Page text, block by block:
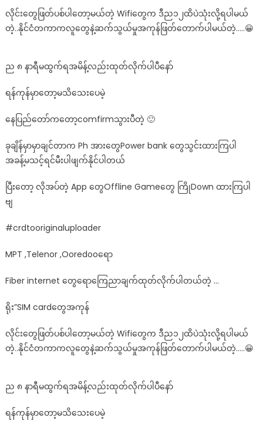
See
More
လိုင်းတွေဖြတ်ပစ်ပါတော့မယ်တဲ့ Wifiတွေက ဒီည၁၂ထိပဲသုံးလို့ရပါမယ်
တဲ့..နိုင်ငံတကာကလူတွေနဲ့ဆက်သွယ်မှုအကုန်ဖြတ်တောက်ပါမယ်တဲ့…..😀
ည ၈ နာရီမထွက်ရအမိန့်လည်းထုတ်လိုက်ပါပီနော်
ရန်ကုန်မှာတော့မသိသေးပေမဲ့
နေပြည်တော်ကတော့comfirmသွားပီတဲ့ 🙂
ခုချိန်မှာမှာချင်တာက Ph အားတွေPower bank တွေသွင်းထားကြပါ
အခန့်မသင့်ရင်မီးပါဖျက်နိုင်ပါတယ်
ပြီးတော့ လိုအပ်တဲ့ App တွေOffline Gameတွေ ကြိုDown ထားကြပါ
ဗျ
#crdtooriginaluploader
MPT ,Telenor ,Ooredooရော
Fiber internet တွေရောကြေညာချက်ထုတ်လိုက်ပါတယ်တဲ့ …
ရိုး”SIM cardတွေအကုန်
လိုင်းတွေဖြတ်ပစ်ပါတော့မယ်တဲ့ Wifiတွေက ဒီည၁၂ထိပဲသုံးလို့ရပါမယ်
တဲ့..နိုင်ငံတကာကလူတွေနဲ့ဆက်သွယ်မှုအကုန်ဖြတ်တောက်ပါမယ်တဲ့…..😀
ည ၈ နာရီမထွက်ရအမိန့်လည်းထုတ်လိုက်ပါပီနော်
ရန်ကုန်မှာတော့မသိသေးပေမဲ့